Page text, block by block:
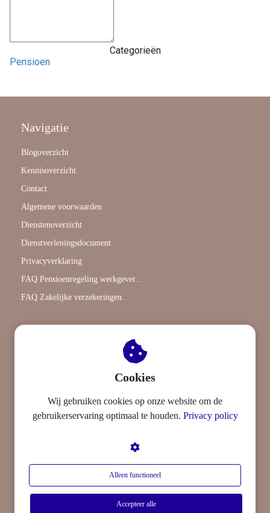
Categorieën
Pensioen
Navigatie
Blogoverzicht
Kennisoverzicht
Contact
Algemene voorwaarden
Dienstenoverzicht
Dienstverleningsdocument
Privacyverklaring
FAQ Pensioenregeling werkgever...
FAQ Zakelijke verzekeringen.
AFM-vergunning: 12050779
Kifid-nummer : 300.019324
BTW-nummer :NL868056534B01
Centraal postadres
4463 LB
E-mail:info@claarensteyn.nl
Bekijk hier onze afspraaklocaties
Cookies
Wij gebruiken cookies op onze website om de
gebruikerservaring optimaal te houden. Privacy policy
Alleen functioneel
Accepteer alle